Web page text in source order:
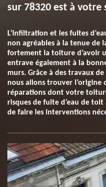
sur 78320 est à votre
L’infiltration et les fuites
non agréables à la tenue de
fortement la toiture d’avoir
entrave également à la
murs. Grâce à des travaux
nous allons trouver l’origine
réparations dont votre
risques de fuite d’eau de toit
de faire les interventions